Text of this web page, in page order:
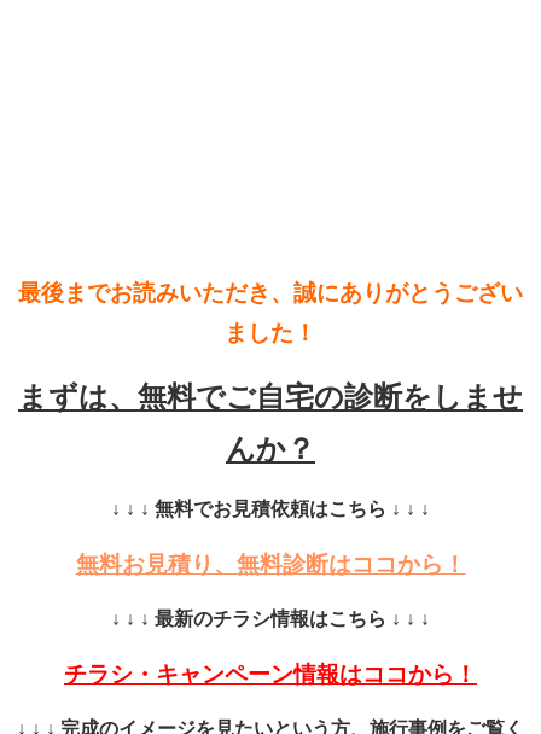
最後までお読みいただき、誠にありがとうござい
ました！
まずは、無料でご自宅の診断をしませ
んか？
↓ ↓ ↓ 無料でお見積依頼はこちら ↓ ↓ ↓
無料お見積り、無料診断はココから！
↓ ↓ ↓ 最新のチラシ情報はこちら ↓ ↓ ↓
チラシ・キャンペーン情報はココから！
↓ ↓ ↓ 完成のイメージを見たいという方、施行事例をご覧く